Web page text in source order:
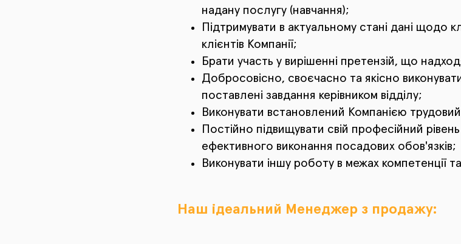
надану послугу (навчання);
Підтримувати в актуальному стані дані щодо
клієнтів Компанії;
Брати участь у вирішенні претензій, що
Добросовісно, своєчасно та якісно
поставлені завдання керівником відділу;
Виконувати встановлений Компанією
Постійно підвищувати свій професійний
ефективного виконання посадових обов'язків;
Виконувати іншу роботу в межах компетенції
Наш ідеальний Менеджер з продажу: